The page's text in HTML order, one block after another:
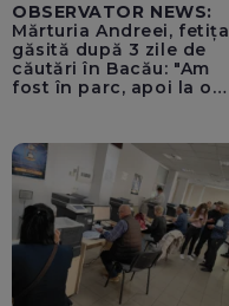
OBSERVATOR NEWS:
Mărturia Andreei, fetița
găsită după 3 zile de
căutări în Bacău: "Am
fost în parc, apoi la o